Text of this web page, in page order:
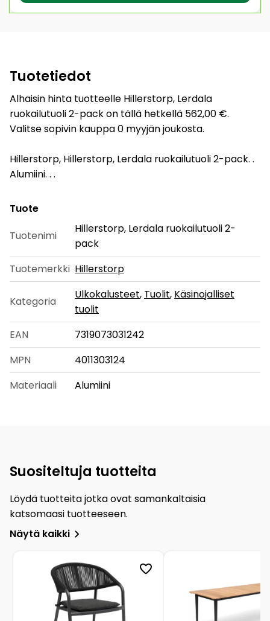
Tuotetiedot
Alhaisin hinta tuotteelle Hillerstorp, Lerdala
ruokailutuoli 2-pack on tällä hetkellä 562,00 €.
Valitse sopivin kauppa 0 myyjän joukosta.
Hillerstorp, Hillerstorp, Lerdala ruokailutuoli 2-pack. .
Alumiini. . .
Tuote
Tuotenimi
Hillerstorp, Lerdala ruokailutuoli 2-
pack
Tuotemerkki Hillerstorp
Kategoria
Ulkokalusteet, Tuolit, Käsinojalliset
tuolit
EAN
7319073031242
MPN
4011303124
Materiaali
Alumiini
Suositeltuja tuotteita
Löydä tuotteita jotka ovat samankaltaisia
katsomaasi tuotteeseen.
Näytä kaikki